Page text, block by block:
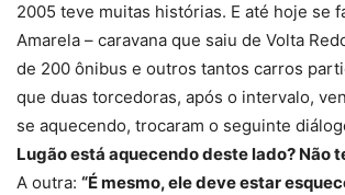
2005 teve muitas histórias. E até hoje se
Amarela – caravana que saiu de Volta
de 200 ônibus e outros tantos carros
que duas torcedoras, após o intervalo,
se aquecendo, trocaram o seguinte
Lugão está aquecendo deste lado? Não
A outra: “É mesmo, ele deve estar